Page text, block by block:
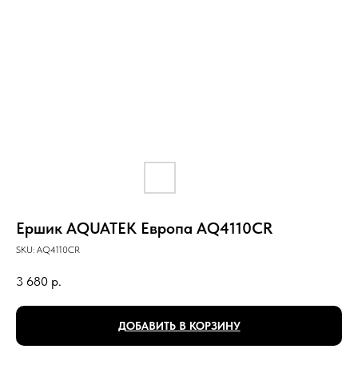
Ершик AQUATEK Европа AQ4110CR
SKU: AQ4110CR
3 680 р.
ДОБАВИТЬ В КОРЗИНУ